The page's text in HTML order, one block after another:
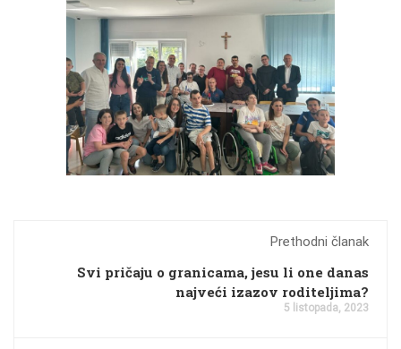
Prethodni članak
Svi pričaju o granicama, jesu li one danas
najveći izazov roditeljima?
5 listopada, 2023